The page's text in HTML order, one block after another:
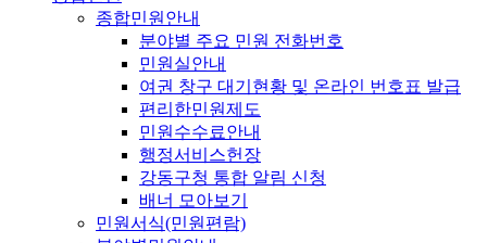
종합민원안내
분야별 주요 민원 전화번호
민원실안내
여권 창구 대기현황 및 온라인 번호표 발급
편리한민원제도
민원수수료안내
행정서비스헌장
강동구청 통합 알림 신청
배너 모아보기
민원서식(민원편람)